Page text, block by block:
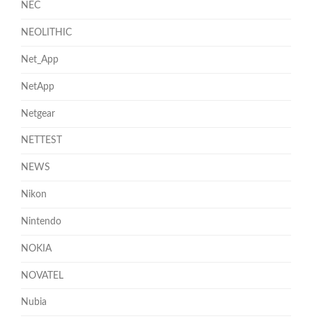
NEC
NEOLITHIC
Net_App
NetApp
Netgear
NETTEST
NEWS
Nikon
Nintendo
NOKIA
NOVATEL
Nubia